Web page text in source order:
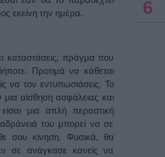
εκείνη την ημέρα.
καταστάσεις, πράγμα που
Προτιμά να κάθεται
να τον εντυπωσιάσεις. Το
μια αίσθηση ασφάλειας και
μια απλή περαστική
του μπορεί να σε
σου κίνηση. Φυσικά, θα
σε ανάγκασε κανείς να
6